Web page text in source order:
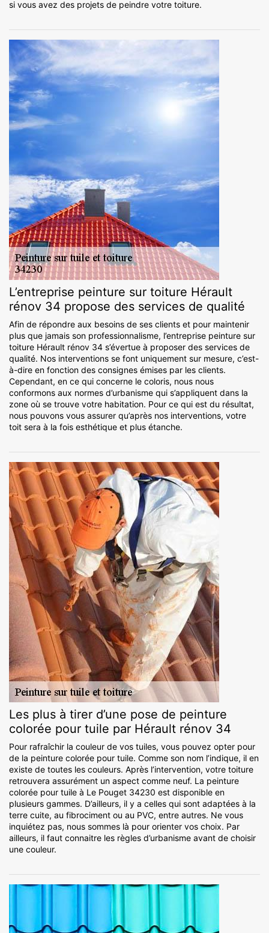
si vous avez des projets de peindre votre toiture.
L’entreprise peinture sur toiture Hérault
rénov 34 propose des services de qualité
Afin de répondre aux besoins de ses clients et pour maintenir
plus que jamais son professionnalisme, l’entreprise peinture sur
toiture Hérault rénov 34 s’évertue à proposer des services de
qualité. Nos interventions se font uniquement sur mesure, c’est-
à-dire en fonction des consignes émises par les clients.
Cependant, en ce qui concerne le coloris, nous nous
conformons aux normes d’urbanisme qui s’appliquent dans la
zone où se trouve votre habitation. Pour ce qui est du résultat,
nous pouvons vous assurer qu’après nos interventions, votre
toit sera à la fois esthétique et plus étanche.
Les plus à tirer d’une pose de peinture
colorée pour tuile par Hérault rénov 34
Pour rafraîchir la couleur de vos tuiles, vous pouvez opter pour
de la peinture colorée pour tuile. Comme son nom l’indique, il en
existe de toutes les couleurs. Après l’intervention, votre toiture
retrouvera assurément un aspect comme neuf. La peinture
colorée pour tuile à Le Pouget 34230 est disponible en
plusieurs gammes. D’ailleurs, il y a celles qui sont adaptées à la
terre cuite, au fibrociment ou au PVC, entre autres. Ne vous
inquiétez pas, nous sommes là pour orienter vos choix. Par
ailleurs, il faut connaitre les règles d’urbanisme avant de choisir
une couleur.